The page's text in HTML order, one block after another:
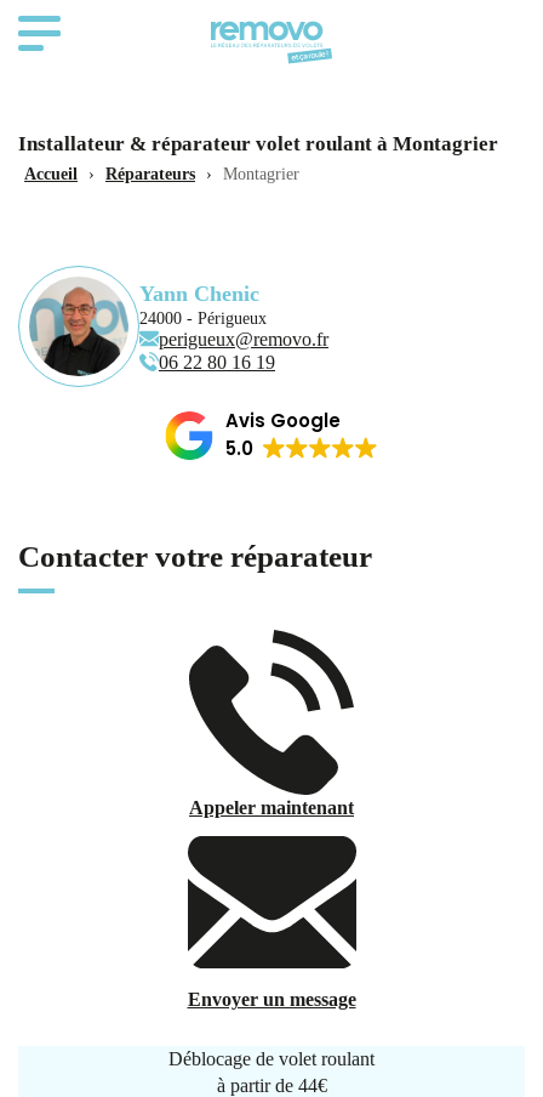
Installateur & réparateur volet roulant à Montagrier
Accueil › Réparateurs › Montagrier
Yann Chenic
24000 - Périgueux
perigueux@removo.fr
06 22 80 16 19
Avis Google
5.0
Contacter votre réparateur
Appeler maintenant
Envoyer un message
Déblocage de volet roulant
à partir de 44€